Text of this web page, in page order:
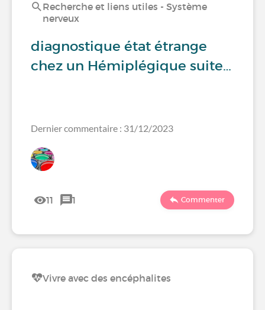
Recherche et liens utiles - Système
nerveux
diagnostique état étrange
chez un Hémiplégique suite…
Dernier commentaire : 31/12/2023
11 1 Commenter
Vivre avec des encéphalites